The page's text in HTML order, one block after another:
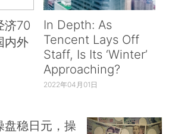
济70
内外
In Depth: As
Tencent Lays Off
Staff, Is Its ‘Winter’
Approaching?
2022年04月01日
盘稳日元，操